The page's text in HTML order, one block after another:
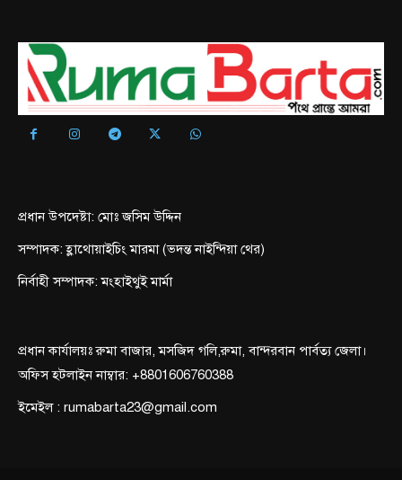
প্রধান উপদেষ্টা: মোঃ জসিম উদ্দিন
সম্পাদক: হ্লাথোয়াইচিং মারমা (ভদন্ত নাইন্দিয়া থের)
নির্বাহী সম্পাদক: মংহাইথুই মার্মা
প্রধান কার্যালয়ঃ রুমা বাজার, মসজিদ গলি,রুমা, বান্দরবান পার্বত্য জেলা।
অফিস হটলাইন নাম্বার: +8801606760388
ইমেইল : rumabarta23@gmail.com